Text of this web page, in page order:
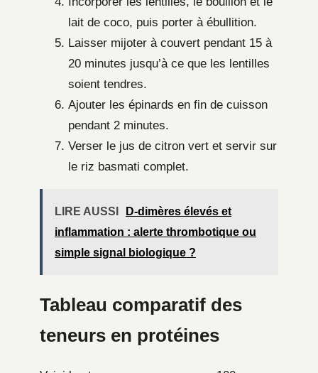
lait de coco, puis porter à ébullition.
Laisser mijoter à couvert pendant 15 à
20 minutes jusqu’à ce que les lentilles
soient tendres.
Ajouter les épinards en fin de cuisson
pendant 2 minutes.
Verser le jus de citron vert et servir sur
le riz basmati complet.
LIRE AUSSI
D-dimères élevés et
inflammation : alerte thrombotique ou
simple signal biologique ?
Tableau comparatif des
teneurs en protéines